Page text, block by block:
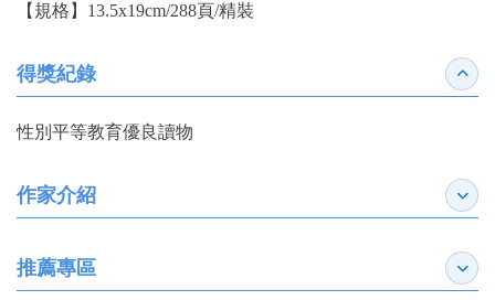
【規格】13.5x19cm/288頁/精裝
得獎紀錄 收合
性別平等教育優良讀物
作家介紹 展開
推薦專區 展開